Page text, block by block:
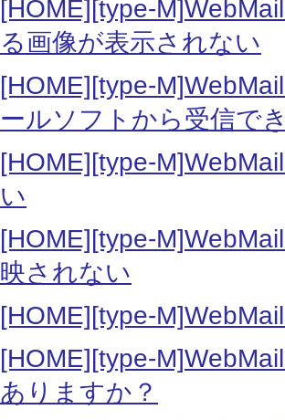
[HOME][type-
る画像が表示されない
[HOME][type-
ールソフトから受信で
[HOME][type-
い
[HOME][type-
映されない
[HOME][type-
[HOME][type-
ありますか？